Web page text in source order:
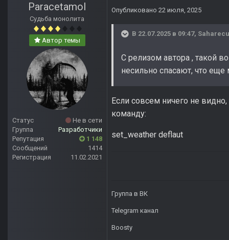
Paracetamol
Судьба монолита
Автор темы
Статус
Не в сети
Группа
Разработчики
Репутация
1 148
Сообщений
1414
Регистрация
11.02.2021
Опубликовано 22 июля, 2025
В 22.07.2025 в 09:47,
С релизом автора , такой
несильно спасают, что
Если совсем ничего не
команду:
set_weather deflaut
Группа в ВК
Telegram канал
Boosty